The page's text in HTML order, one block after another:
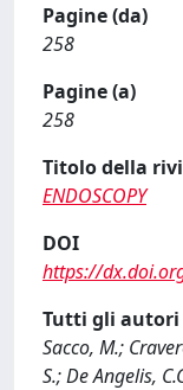
Pagine (da)
258
Pagine (a)
258
Titolo della
ENDOSCOPY
DOI
https://
Tutti gli autori
Sacco, M.;
S.; De Angelis,